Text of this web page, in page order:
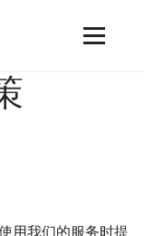
用我们的服务时提